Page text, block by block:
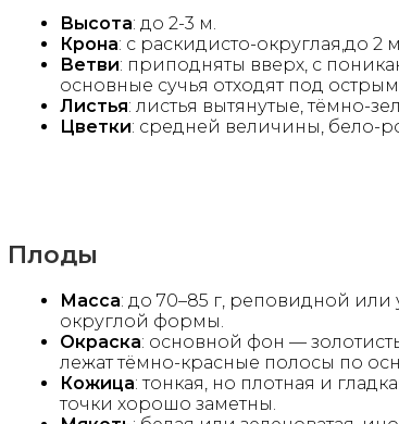
Высота: до 2-3 м.
Крона: с раскидисто-округлая,до 2
Ветви: приподняты вверх, с
основные сучья отходят под
Листья: листья вытянутые, тёмно-
Цветки: средней величины, бело-
Плоды
Масса: до 70–85 г, реповидной
округлой формы.
Окраска: основной фон —
лежат тёмно-красные полосы по
Кожица: тонкая, но плотная и
точки хорошо заметны.